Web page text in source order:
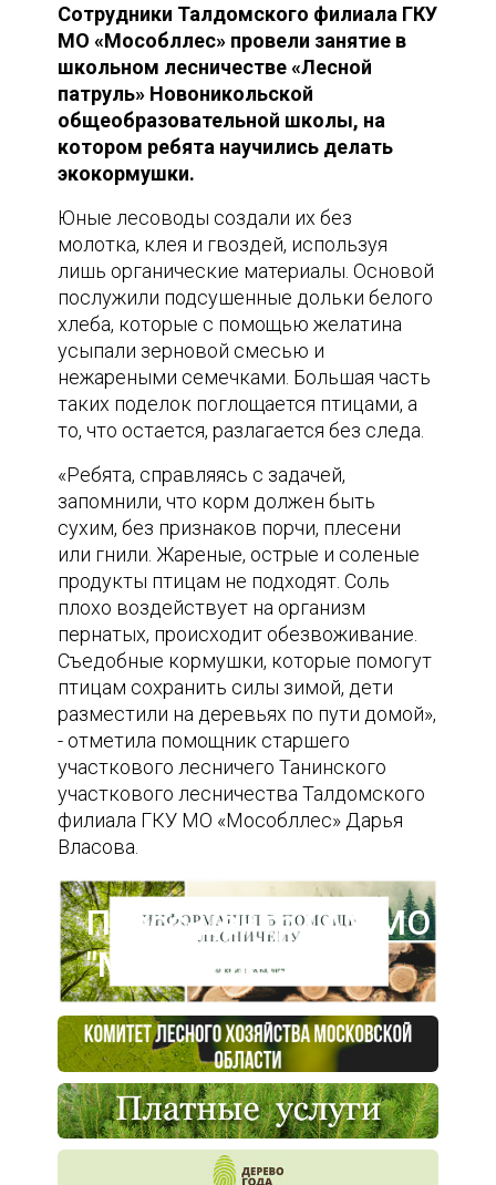
Сотрудники Талдомского филиала ГКУ
МО «Мособллес» провели занятие в
школьном лесничестве «Лесной
патруль» Новоникольской
общеобразовательной школы, на
котором ребята научились делать
экокормушки.
Юные лесоводы создали их без
молотка, клея и гвоздей, используя
лишь органические материалы. Основой
послужили подсушенные дольки белого
хлеба, которые с помощью желатина
усыпали зерновой смесью и
нежареными семечками. Большая часть
таких поделок поглощается птицами, а
то, что остается, разлагается без следа.
«Ребята, справляясь с задачей,
запомнили, что корм должен быть
сухим, без признаков порчи, плесени
или гнили. Жареные, острые и соленые
продукты птицам не подходят. Соль
плохо воздействует на организм
пернатых, происходит обезвоживание.
Съедобные кормушки, которые помогут
птицам сохранить силы зимой, дети
разместили на деревьях по пути домой»,
- отметила помощник старшего
участкового лесничего Танинского
участкового лесничества Талдомского
филиала ГКУ МО «Мособллес» Дарья
Власова.
Пресс-центр ГАУ МО
"Мособллес"